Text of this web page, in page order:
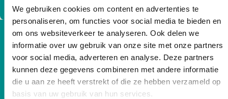
We gebruiken cookies om content en advertenties te
personaliseren, om functies voor social media te bieden en
om ons websiteverkeer te analyseren. Ook delen we
informatie over uw gebruik van onze site met onze partners
voor social media, adverteren en analyse. Deze partners
kunnen deze gegevens combineren met andere informatie
die u aan ze heeft verstrekt of die ze hebben verzameld op
basis van uw gebruik van hun services.
Bekijk onze Filipijnen rondreizen
Wil jij altijd als eerste op de
hoogte zijn van onze Riksja